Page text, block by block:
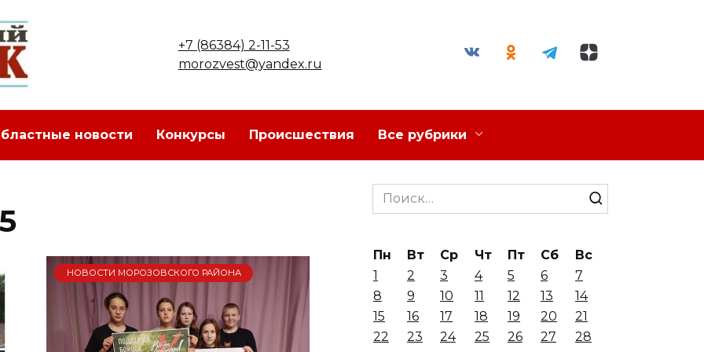
+7 (86384) 2-11-53
morozvest@yandex.ru
новости Конкурсы Происшествия Все рубрики
НОВОСТИ МОРОЗОВСКОГО РАЙОНА
Search
for:
Пн Вт Ср Чт Пт Сб
Вс
1
2 3 4 5 6
7
8
9 10 11 12 13
14
15
16 17 18 19 20
21
22
23 24 25 26 27
28